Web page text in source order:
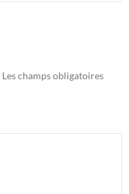
Les champs obligatoires